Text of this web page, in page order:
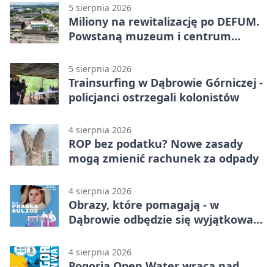
5 sierpnia 2026
Miliony na rewitalizację po DEFUM.
Powstaną muzeum i centrum
5 sierpnia 2026
Trainsurfing w Dąbrowie Górniczej -
policjanci ostrzegali kolonistów
4 sierpnia 2026
ROP bez podatku? Nowe zasady
mogą zmienić rachunek za odpady
4 sierpnia 2026
Obrazy, które pomagają - w
Dąbrowie odbędzie się wyjątkowa
4 sierpnia 2026